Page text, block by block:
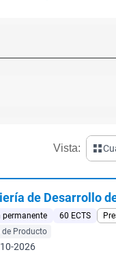
Vista:
de Desarrollo
permanente 60 ECTS
de Producto
2026